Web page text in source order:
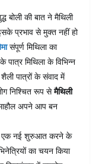
की बात ने मैथिली
प्रभाव से मुक्त नहीं हो
संपूर्ण मिथिला का
पात्र मिथिला के विभिन्न
पात्रों के संवाद में
निश्चित रूप सेमैथिली
अपने आप बन
एक नई शुरुआत करने के
का चयन किया